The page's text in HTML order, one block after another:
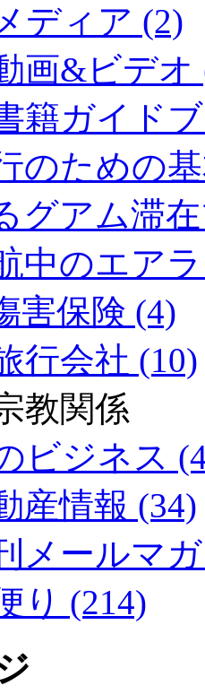
ディア (2)
画&ビデオ
籍ガイド
のための
グアム滞
中のエア
害保険 (4)
行会社 (10)
教関係
ビジネス
産情報 (34)
メールマ
り (214)